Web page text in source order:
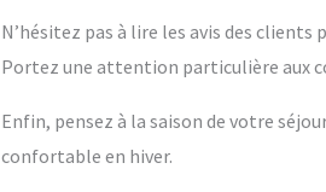
N’hésitez pas à lire les avis des
Portez une attention particulière aux
Enfin, pensez à la saison de votre
confortable en hiver.